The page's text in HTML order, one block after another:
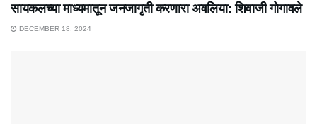
सायकलच्या माध्यमातून जनजागृती करणारा अवलिया: शिवाजी गोगावले
DECEMBER 18, 2024